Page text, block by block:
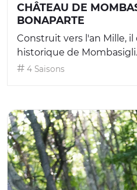
CHÂTEAU DE
BONAPARTE
Construit vers l'an Mille,
historique de
4 Saisons